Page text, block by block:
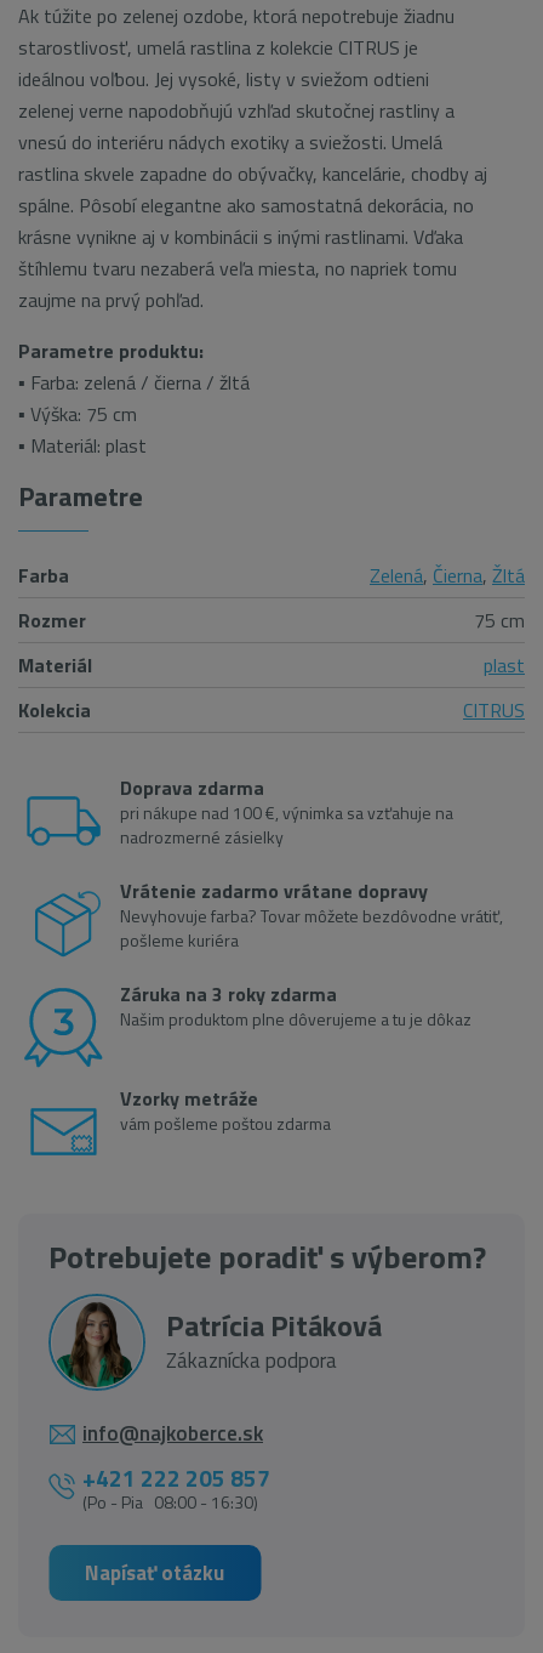
Ak túžite po zelenej ozdobe, ktorá nepotrebuje žiadnu
starostlivosť, umelá rastlina z kolekcie CITRUS je
ideálnou voľbou. Jej vysoké, listy v sviežom odtieni
zelenej verne napodobňujú vzhľad skutočnej rastliny a
vnesú do interiéru nádych exotiky a sviežosti. Umelá
rastlina skvele zapadne do obývačky, kancelárie, chodby aj
spálne. Pôsobí elegantne ako samostatná dekorácia, no
krásne vynikne aj v kombinácii s inými rastlinami. Vďaka
štíhlemu tvaru nezaberá veľa miesta, no napriek tomu
zaujme na prvý pohľad.
Parametre produktu:
▪ Farba: zelená / čierna / žltá
▪ Výška: 75 cm
▪ Materiál: plast
Parametre
Farba Zelená, Čierna, Žltá
Rozmer
75 cm
Materiál
plast
Kolekcia
CITRUS
Doprava zdarma
pri nákupe nad 100 €, výnimka sa vzťahuje na
nadrozmerné zásielky
Vrátenie zadarmo vrátane dopravy
Nevyhovuje farba? Tovar môžete bezdôvodne vrátiť,
pošleme kuriéra
Záruka na 3 roky zdarma
Našim produktom plne dôverujeme a tu je dôkaz
Vzorky metráže
vám pošleme poštou zdarma
Potrebujete poradiť s výberom?
Patrícia Pitáková
Zákaznícka podpora
info@najkoberce.sk
+421 222 205 857
(Po - Pia 08:00 - 16:30)
Napísať otázku